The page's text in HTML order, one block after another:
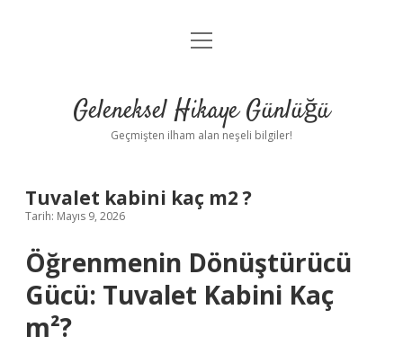
Anasayfa
Yasal Uyarı
menüyü
Geleneksel Hikaye Günlüğü
Geçmişten ilham alan neşeli bilgiler!
Tuvalet kabini kaç m2 ?
Tarih: Mayıs 9, 2026
Öğrenmenin Dönüştürücü
Gücü: Tuvalet Kabini Kaç
m²?